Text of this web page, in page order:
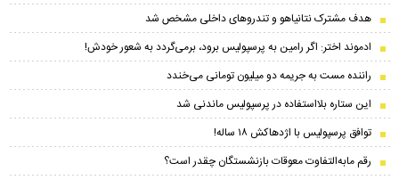
هدف مشترک نتانیاهو و تندروهای داخلی مشخص شد
ادموند اختر: اگر رامین به پرسپولیس برود، برمی‌گردد به شعور خودش!
راننده مست به جریمه دو میلیون تومانی می‌خندد
این ستاره بلااستفاده در پرسپولیس ماندنی شد
توافق پرسپولیس با اژدهاکش ۱۸ ساله!
رقم مابه‌‌التفاوت معوقات بازنشستگان چقدر است؟